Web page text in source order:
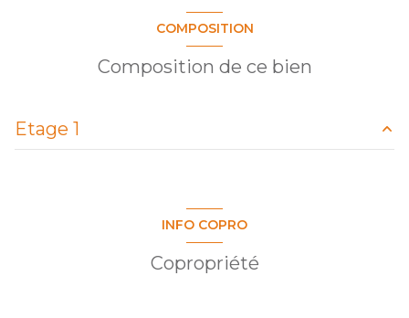
Chauffage collectif : radiateur (gaz)
COMPOSITION
Composition de ce bien
Etage 1
INFO COPRO
Copropriété